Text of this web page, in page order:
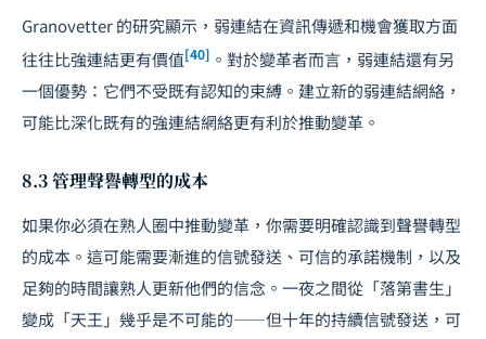
Granovetter 的研究顯示，弱連結在資訊傳遞和機會獲取方面
往往比強連結更有價值[40] 。對於變革者而言，弱連結還有另
一個優勢：它們不受既有認知的束縛。建立新的弱連結網絡，
可能比深化既有的強連結網絡更有利於推動變革。
8.3 管理聲譽轉型的成本
如果你必須在熟人圈中推動變革，你需要明確認識到聲譽轉型
的成本。這可能需要漸進的信號發送、可信的承諾機制，以及
足夠的時間讓熟人更新他們的信念。一夜之間從「落第書生」
變成「天王」幾乎是不可能的——但十年的持續信號發送，可